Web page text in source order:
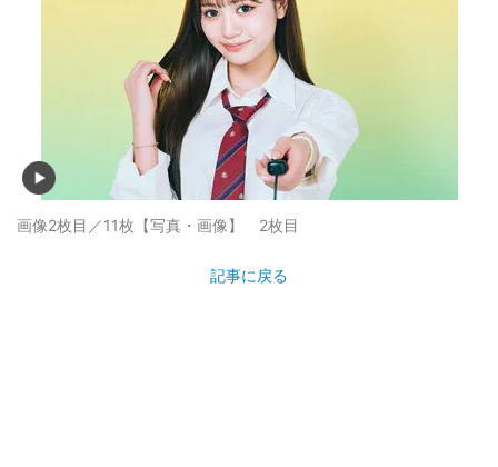
画像2枚目／11枚 【写真・画像】 2枚目
記事に戻る